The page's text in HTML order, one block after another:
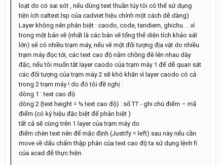
loạt do có sai sót , nếu dùng text thuần túy tôi có thể sử dụng
tiện ích caltext.lsp của cadviet hiệu chỉnh một cách dễ dàng)
Layer không nên phân biệt : caodo, code, tendiem, ghichu. . .vì
trong một bản vẽ (nhất là các bản vẽ tổng thể diện tích khảo sát
lớn) sẽ có nhiều trạm máy, nếu vẽ một đối tượng địa vật do nhiều
trạm máy đọc tới, các text cao độ nằm chồng đè lên nhau dày
đặc, nếu tôi muốn tắt layer caodo của trạm máy 1 để dễ quan sát
các đối tượng của trạm máy 2 sẽ khó khăn vì layer caodo có cả
trong 2 trạm máy ! do đó tôi đề nghị :
dòng 1 : text cao độ
dòng 2 (text height = ½ text cao độ) : số TT - ghi chú điểm – mã
điểm (có ký hiệu đặc biệt để phân biệt )
tất cả sẽ cùng trên 1 layer của trạm máy do
điểm chèn text nên để mặc định (Justify = left) sau này nếu cần
move về dấu chấm thập phân của text cao độ ta sử dụng lệnh fi
của acad đễ thực hiện